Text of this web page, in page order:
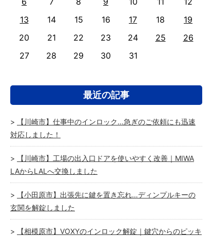
13
14 15 16 17 18
19
20
21 22 23 24 25
26
27
28 29 30 31
最近の記事
【川崎市】仕事中のインロック…急ぎのご依頼にも迅速
対応しました！
【川崎市】工場の出入口ドアを使いやすく改善｜MIWA
LAからLALへ交換しました
【小田原市】出張先に鍵を置き忘れ…ディンプルキーの
玄関を解錠しました
【相模原市】VOXYのインロック解錠｜鍵穴からのピッキ